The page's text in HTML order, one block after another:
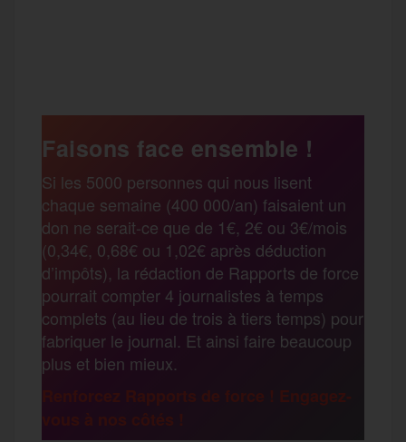
b
o
o
k
t
e
r
l
s
a
g
e
m
r
t
a
g
e
Faisons face ensemble !
Si les 5000 personnes qui nous lisent
chaque semaine (400 000/an) faisaient un
don ne serait-ce que de 1€, 2€ ou 3€/mois
(0,34€, 0,68€ ou 1,02€ après déduction
d’impôts), la rédaction de Rapports de force
pourrait compter 4 journalistes à temps
complets (au lieu de trois à tiers temps) pour
fabriquer le journal. Et ainsi faire beaucoup
plus et bien mieux.
Renforcez Rapports de force ! Engagez-
vous à nos côtés !